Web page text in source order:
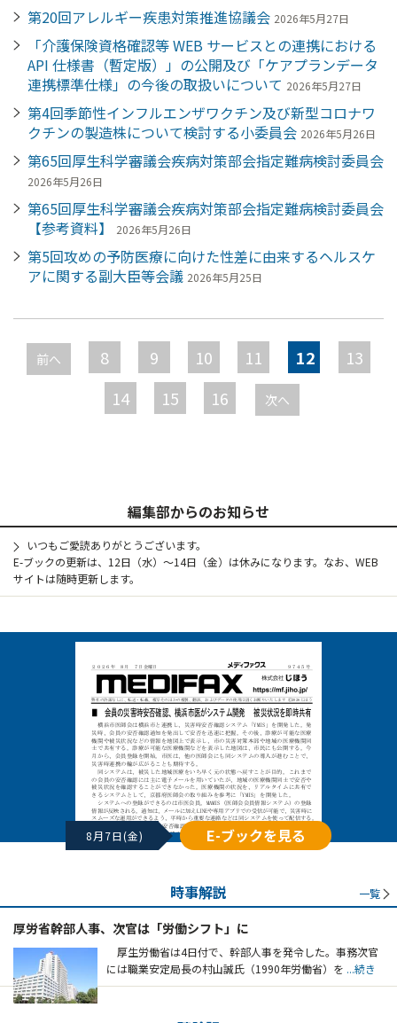
第20回アレルギー疾患対策推進協議会 2026年5月27日
「介護保険資格確認等 WEB サービスとの連携における
API 仕様書（暫定版）」の公開及び「ケアプランデータ
連携標準仕様」の今後の取扱いについて 2026年5月27日
第4回季節性インフルエンザワクチン及び新型コロナワ
クチンの製造株について検討する小委員会 2026年5月26日
第65回厚生科学審議会疾病対策部会指定難病検討委員会
2026年5月26日
第65回厚生科学審議会疾病対策部会指定難病検討委員会
【参考資料】
2026年5月26日
第5回攻めの予防医療に向けた性差に由来するヘルスケ
アに関する副大臣等会議 2026年5月25日
ペ
ー
ジ
前へ 8 9 10 11 12
13
14
15 16 次へ
編集部からのお知らせ
いつもご愛読ありがとうございます。
E-ブックの更新は、12日（水）～14日（金）は休みになります。なお、WEB
サイトは随時更新します。
8月7日(金) E-ブックを見る
時事解説 一覧
厚労省幹部人事、次官は「労働シフト」に
厚生労働省は4日付で、幹部人事を発令した。事務次官
には職業安定局長の村山誠氏（1990年労働省）を ...続き